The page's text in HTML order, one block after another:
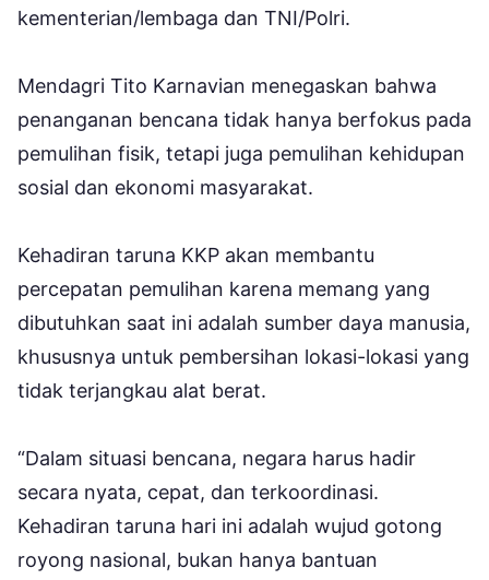
kementerian/lembaga dan TNI/Polri.
Mendagri Tito Karnavian menegaskan bahwa
penanganan bencana tidak hanya berfokus pada
pemulihan fisik, tetapi juga pemulihan kehidupan
sosial dan ekonomi masyarakat.
Kehadiran taruna KKP akan membantu
percepatan pemulihan karena memang yang
dibutuhkan saat ini adalah sumber daya manusia,
khususnya untuk pembersihan lokasi-lokasi yang
tidak terjangkau alat berat.
“Dalam situasi bencana, negara harus hadir
secara nyata, cepat, dan terkoordinasi.
Kehadiran taruna hari ini adalah wujud gotong
royong nasional, bukan hanya bantuan